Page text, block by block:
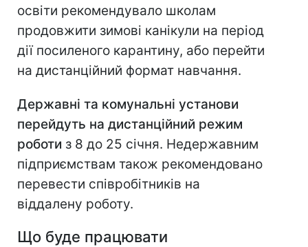
освіти рекомендувало школам
продовжити зимові канікули на період
дії посиленого карантину, або перейти
на дистанційний формат навчання.
Державні та комунальні установи
перейдуть на дистанційний режим
роботи з 8 до 25 січня. Недержавним
підприємствам також рекомендовано
перевести співробітників на
віддалену роботу.
Що буде працювати